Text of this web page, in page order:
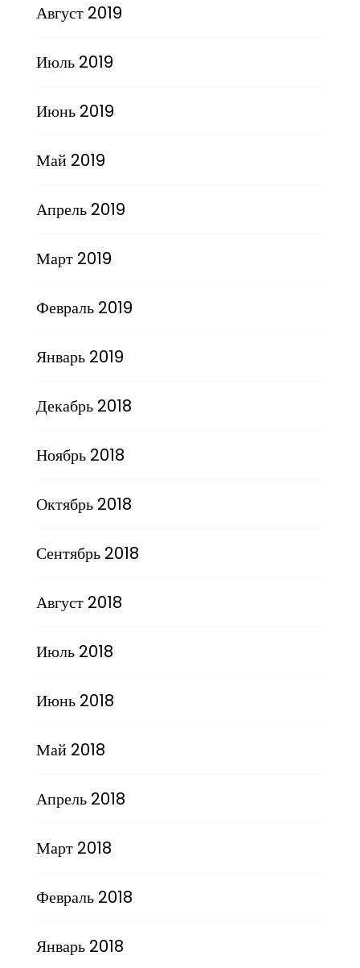
Август 2019
Июль 2019
Июнь 2019
Май 2019
Апрель 2019
Март 2019
Февраль 2019
Январь 2019
Декабрь 2018
Ноябрь 2018
Октябрь 2018
Сентябрь 2018
Август 2018
Июль 2018
Июнь 2018
Май 2018
Апрель 2018
Март 2018
Февраль 2018
Январь 2018